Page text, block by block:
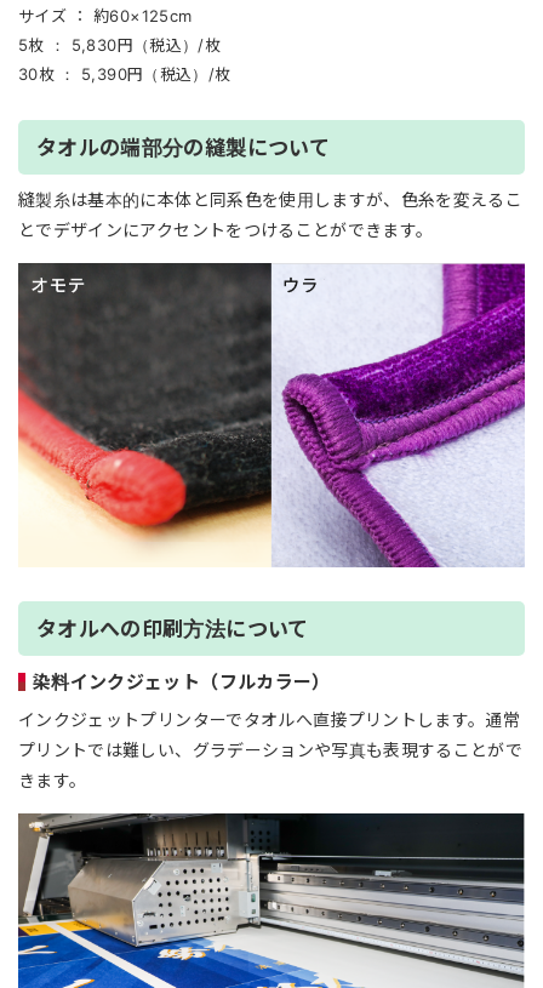
サイズ ：
約60×125cm
5枚 ：
5,830円（税込）/枚
30枚 ：
5,390円（税込）/枚
タオルの端部分の縫製について
縫製糸は基本的に本体と同系色を使用しますが、色糸を変えるこ
とでデザインにアクセントをつけることができます。
タオルへの印刷方法について
染料インクジェット（フルカラー）
インクジェットプリンターでタオルへ直接プリントします。通常
プリントでは難しい、グラデーションや写真も表現することがで
きます。